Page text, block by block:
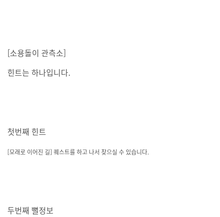
[소용돌이 관측소]
힌트는 하나입니다.
첫번째 힌트
[모래로 이어진 길] 퀘스트를 하고 나서 찾으실 수 있습니다.
두번째 뻘정보